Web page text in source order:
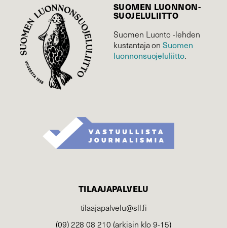
SUOMEN LUONNON­
SUOJELU­LIITTO
Suomen Luonto -lehden
kustantaja onSuomen
luonnonsuojelu­liitto.
TILAAJAPALVELU
tilaajapalvelu@sll.fi
(09) 228 08 210 (arkisin klo 9-15)